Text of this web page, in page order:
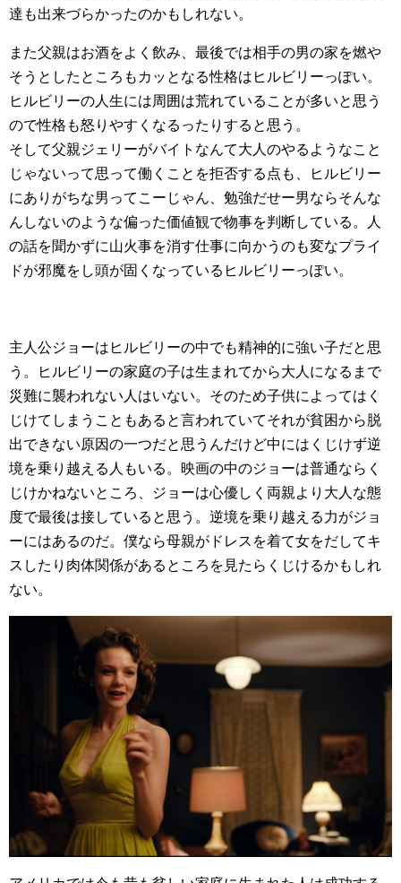
達も出来づらかったのかもしれない。
また父親はお酒をよく飲み、最後では相手の男の家を燃や
そうとしたところもカッとなる性格はヒルビリーっぽい。
ヒルビリーの人生には周囲は荒れていることが多いと思う
ので性格も怒りやすくなるったりすると思う。
そして父親ジェリーがバイトなんて大人のやるようなこと
じゃないって思って働くことを拒否する点も、ヒルビリー
にありがちな男ってこーじゃん、勉強だせー男ならそんな
んしないのような偏った価値観で物事を判断している。人
の話を聞かずに山火事を消す仕事に向かうのも変なプライ
ドが邪魔をし頭が固くなっているヒルビリーっぽい。
主人公ジョーはヒルビリーの中でも精神的に強い子だと思
う。ヒルビリーの家庭の子は生まれてから大人になるまで
災難に襲われない人はいない。そのため子供によってはく
じけてしまうこともあると言われていてそれが貧困から脱
出できない原因の一つだと思うんだけど中にはくじけず逆
境を乗り越える人もいる。映画の中のジョーは普通ならく
じけかねないところ、ジョーは心優しく両親より大人な態
度で最後は接していると思う。逆境を乗り越える力がジョ
ーにはあるのだ。僕なら母親がドレスを着て女をだしてキ
スしたり肉体関係があるところを見たらくじけるかもしれ
ない。